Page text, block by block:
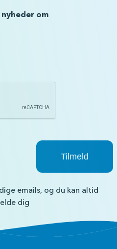
om
emails, og du kan altid
dig